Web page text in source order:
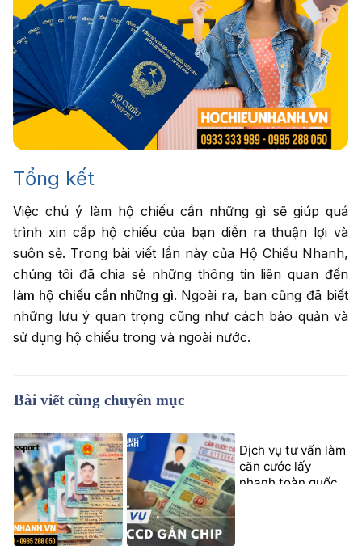
Tổng kết
Việc chú ý làm hộ chiếu cần những gì sẽ giúp quá
trình xin cấp hộ chiếu của bạn diễn ra thuận lợi và
suôn sẻ. Trong bài viết lần này của Hộ Chiếu Nhanh,
chúng tôi đã chia sẻ những thông tin liên quan đến
làm hộ chiếu cần những gì. Ngoài ra, bạn cũng đã biết
những lưu ý quan trọng cũng như cách bảo quản và
sử dụng hộ chiếu trong và ngoài nước.
Bài viết cùng chuyên mục
Dịch vụ tư vấn làm
căn cước lấy
nhanh toàn quốc